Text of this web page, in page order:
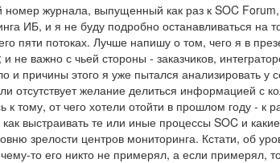
журнала, выпущенный как раз к SOC
ИБ, и я не буду подробно останавливаться на
пяти потоках. Лучше напишу о том, чего я в
и не важно с чьей стороны - заказчиков,
и причины этого я уже пытался анализировать у
отсутствует желание делиться информацией с
к тому, от чего хотели отойти в прошлом году - к
выстраивать те или иные процессы SOC и
зрелости центров мониторинга. Кстати, об
то его никто не примерял, а если примерял,